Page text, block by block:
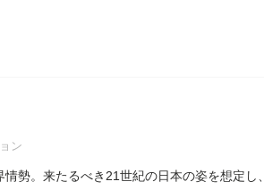
ン
情勢。来たるべき21世紀の日本の姿を想定